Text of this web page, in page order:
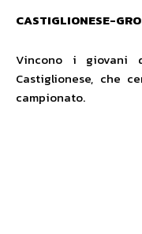
CASTIGLIONESE-
Vincono i giovani
Castiglionese, che
campionato.